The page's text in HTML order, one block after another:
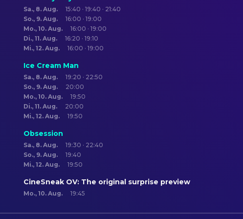
Sa., 8. Aug.
15:40 · 19:40 · 21:40
So., 9. Aug.
16:00 · 19:00
Mo., 10. Aug.
16:00 · 19:00
Di., 11. Aug.
16:20 · 19:10
Mi., 12. Aug.
16:00 · 19:00
Ice Cream Man
Sa., 8. Aug.
19:20 · 22:50
So., 9. Aug.
20:00
Mo., 10. Aug.
19:50
Di., 11. Aug.
20:00
Mi., 12. Aug.
19:50
Obsession
Sa., 8. Aug.
19:30 · 22:40
So., 9. Aug.
19:40
Mi., 12. Aug.
19:50
CineSneak OV: The original surprise preview
Mo., 10. Aug. 19:45